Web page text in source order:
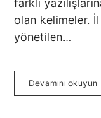
farklı
olan kelimeler.
yönetilen…
Devamını okuyun